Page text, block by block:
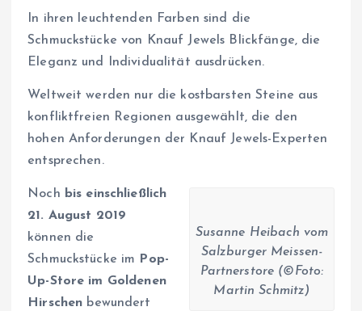
In ihren leuchtenden Farben sind die
Schmuckstücke von Knauf Jewels Blickfänge, die
Eleganz und Individualität ausdrücken.
Weltweit werden nur die kostbarsten Steine aus
konfliktfreien Regionen ausgewählt, die den
hohen Anforderungen der Knauf Jewels-Experten
entsprechen.
Susanne Heibach vom
Salzburger Meissen-
Partnerstore (©Foto:
Martin Schmitz)
Noch bis einschließlich
21. August 2019
können die
Schmuckstücke im Pop-
Up-Store im Goldenen
Hirschen bewundert